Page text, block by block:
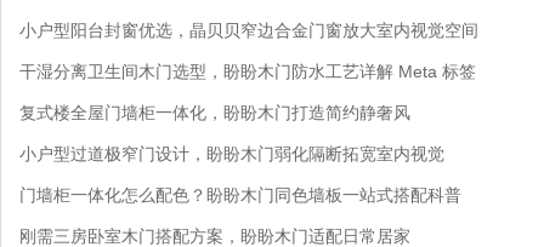
小户型阳台封窗优选，晶贝贝窄边合金门窗放大室内视觉空间
干湿分离卫生间木门选型，盼盼木门防水工艺详解 Meta 标签
复式楼全屋门墙柜一体化，盼盼木门打造简约静奢风
小户型过道极窄门设计，盼盼木门弱化隔断拓宽室内视觉
门墙柜一体化怎么配色？盼盼木门同色墙板一站式搭配科普
刚需三房卧室木门搭配方案，盼盼木门适配日常居家